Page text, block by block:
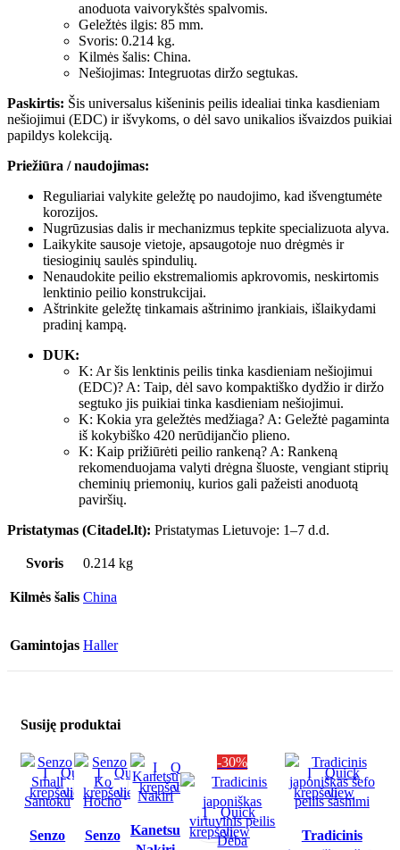
anoduota vaivorykštės spalvomis.
Geležtės ilgis: 85 mm.
Svoris: 0.214 kg.
Kilmės šalis: China.
Nešiojimas: Integruotas diržo segtukas.
Paskirtis: Šis universalus kišeninis peilis idealiai tinka kasdieniam
nešiojimui (EDC) ir išvykoms, o dėl savo unikalios išvaizdos puikiai
papildys kolekciją.
Priežiūra / naudojimas:
Reguliariai valykite geležtę po naudojimo, kad išvengtumėte
korozijos.
Nugrūzusias dalis ir mechanizmus tepkite specializuota alyva.
Laikykite sausoje vietoje, apsaugotoje nuo drėgmės ir
tiesioginių saulės spindulių.
Nenaudokite peilio ekstremaliomis apkrovomis, neskirtomis
lenktinio peilio konstrukcijai.
Aštrinkite geležtę tinkamais aštrinimo įrankiais, išlaikydami
pradinį kampą.
DUK:
K: Ar šis lenktinis peilis tinka kasdieniam nešiojimui
(EDC)? A: Taip, dėl savo kompaktiško dydžio ir diržo
segtuko jis puikiai tinka kasdieniam nešiojimui.
K: Kokia yra geležtės medžiaga? A: Geležtė pagaminta
iš kokybiško 420 nerūdijančio plieno.
K: Kaip prižiūrėti peilio rankeną? A: Rankeną
rekomenduojama valyti drėgna šluoste, vengiant stiprių
cheminių priemonių, kurios gali pažeisti anoduotą
paviršių.
Pristatymas (Citadel.lt): Pristatymas Lietuvoje: 1–7 d.d.
Svoris 0.214 kg
Kilmės šalis China
Gamintojas Haller
Susiję produktai
Į
krepšelį
Quick
view
Senzo
Į
krepšelį
Quick
view
Senzo
Į
krepšelį
Quick
view
Kanetsu
-30%
Į
krepšelį
Quick
view
Į
krepšelį
Quick
view
Tradicinis